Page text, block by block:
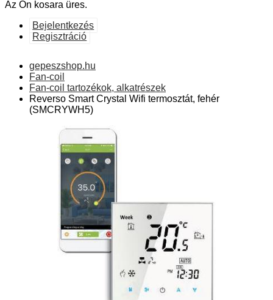
Az Ön kosara üres.
Bejelentkezés
Regisztráció
gepeszshop.hu
Fan-coil
Fan-coil tartozékok, alkatrészek
Reverso Smart Crystal Wifi termosztát, fehér
(SMCRYWH5)